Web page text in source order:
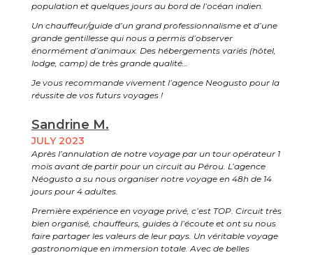
population et quelques jours au bord de l’océan indien.
Un chauffeur/guide d’un grand professionnalisme et d’une
grande gentillesse qui nous a permis d’observer
énormément d’animaux. Des hébergements variés (hôtel,
lodge, camp) de très grande qualité…
Je vous recommande vivement l’agence Neogusto pour la
réussite de vos futurs voyages !
Sandrine M.
JULY 2023
Après l’annulation de notre voyage par un tour opérateur 1
mois avant de partir pour un circuit au Pérou. L’agence
Néogusto a su nous organiser notre voyage en 48h de 14
jours pour 4 adultes.
Première expérience en voyage privé, c’est TOP. Circuit très
bien organisé, chauffeurs, guides à l’écoute et ont su nous
faire partager les valeurs de leur pays. Un véritable voyage
gastronomique en immersion totale. Avec de belles